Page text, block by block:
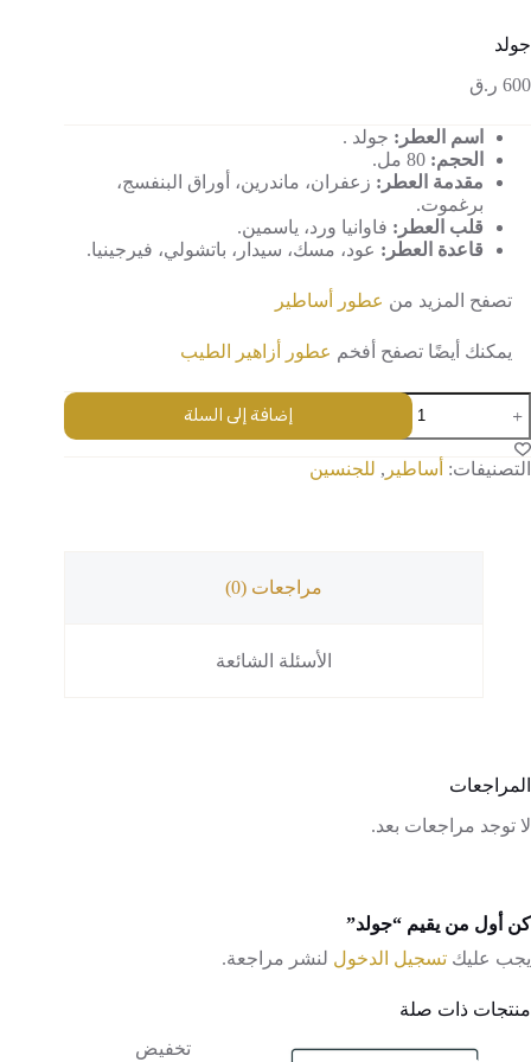
جولد
600 ر.ق
اسم العطر: جولد .
الحجم:
مقدمة العطر: زعفران، ماندرين، أوراق البنفسج،
برغموت.
قلب العطر: فاوانيا ورد، ياسمين.
قاعدة العطر: عود، مسك، سيدار، باتشولي، فيرجينيا.
تصفح المزيد من عطور أساطير
يمكنك أيضًا تصفح أفخم عطور أزاهير الطيب
كمية
جولد
إضافة إلى السلة
التصنيفات: أساطير , للجنسين
مراجعات (0)
الأسئلة الشائعة
المراجعات
لا توجد مراجعات بعد.
كن أول من يقيم “جولد”
يجب عليك تسجيل الدخول لنشر مراجعة.
منتجات ذات صلة
تخفيض